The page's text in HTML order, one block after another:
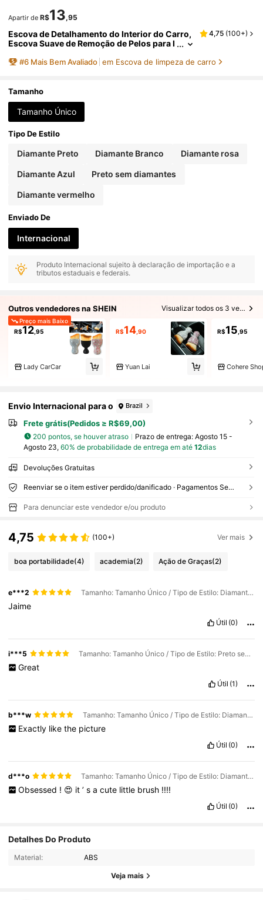
Apartir de R$13,95
Escova de Detalhamento do Interior do Carro,
Escova Suave de Remoção de Pelos para I
a de Interior de Carro com Cerdas Macias, Esc
or, Teclado, Decoração de Carro
4,75 (100+)
#6 Mais Bem Avaliado em Escova de limpeza de carro
Tamanho
Tamanho Único
Tipo De Estilo
Diamante Preto Diamante Branco Diamante rosa
Diamante Azul Preto sem diamantes
Diamante vermelho
Enviado De
Internacional
Produto Internacional sujeito à declaração de importação e a
tributos estaduais e federais.
Outros vendedores na SHEIN Visualizar todos os 3 vendedores
Preço mais Baixo
R$12,95
Lady CarCar
R$14,90
Yuan Lai
R$15,95
Cohere
Envio Internacional para o Brazil
Frete grátis(Pedidos ≥ R$69,00)
200 pontos, se houver atraso Prazo de entrega: Agosto 15 -
Agosto 23, 60% de probabilidade de entrega em até 12dias
Devoluções Gratuitas
Reenviar se o item estiver perdido/danificado · Pagamentos Seguros · Proteção de privacidade
Para denunciar este vendedor e/ou produto
4,75 (100+) Ver mais
boa portabilidade(4) academia(2) Ação de Graças(2)
e***2 Tamanho: Tamanho Único / Tipo de Estilo: Diamante Azul
Jaime
Útil (0)
i***5 Tamanho: Tamanho Único / Tipo de Estilo: Preto sem diamantes
Great
Útil (1)
b***w Tamanho: Tamanho Único / Tipo de Estilo: Diamante Branco
Exactly like the picture
Útil (0)
d***o Tamanho: Tamanho Único / Tipo de Estilo: Diamante Branco
Obsessed ! 😍 it ’ s a cute little brush !!!!
Útil (0)
Detalhes Do Produto
Material: ABS
Veja mais